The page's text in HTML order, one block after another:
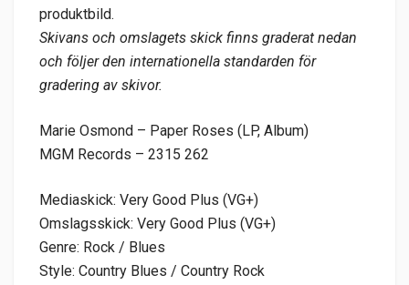
produktbild.
Skivans och omslagets skick finns graderat nedan
och följer den internationella standarden för
gradering av skivor.
Marie Osmond – Paper Roses (LP, Album)
MGM Records – 2315 262
Mediaskick: Very Good Plus (VG+)
Omslagsskick: Very Good Plus (VG+)
Genre: Rock / Blues
Style: Country Blues / Country Rock